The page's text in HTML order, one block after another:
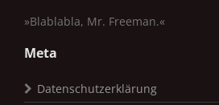
»Blablabla, Mr. Freeman.«
Meta
Datenschutzerklärung